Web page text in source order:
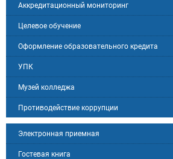
Аккредитационный мониторинг
Целевое обучение
Оформление образовательного кредита
УПК
Музей колледжа
Противодействие коррупции
Электронная приемная
Гостевая книга